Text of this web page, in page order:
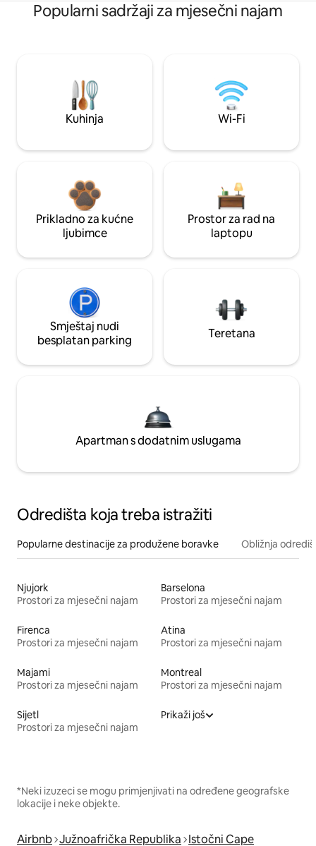
Popularni sadržaji za mjesečni najam
Kuhinja Wi-Fi
Prikladno za kućne
ljubimce
Prostor za rad na
laptopu
Smještaj nudi
besplatan parking
Teretana
Apartman s dodatnim uslugama
Odredišta koja treba istražiti
Popularne destinacije za produžene boravke Obližnja
Njujork
Prostori za mjesečni najam
Barselona
Prostori za mjesečni najam
Firenca
Prostori za mjesečni najam
Atina
Prostori za mjesečni najam
Majami
Prostori za mjesečni najam
Montreal
Prostori za mjesečni najam
Sijetl
Prostori za mjesečni najam
Prikaži još
*Neki izuzeci se mogu primjenjivati na određene geografske
lokacije i neke objekte.
Airbnb Južnoafrička Republika Istočni Cape